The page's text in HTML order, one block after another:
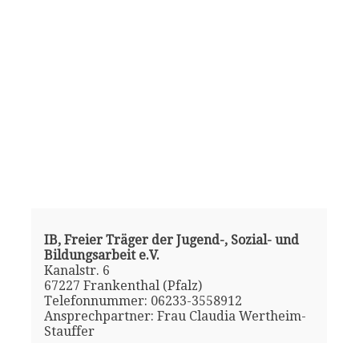
IB, Freier Träger der Jugend-, Sozial- und
Bildungsarbeit e.V.
Kanalstr. 6
67227 Frankenthal (Pfalz)
Telefonnummer: 06233-3558912
Ansprechpartner: Frau Claudia Wertheim-
Stauffer